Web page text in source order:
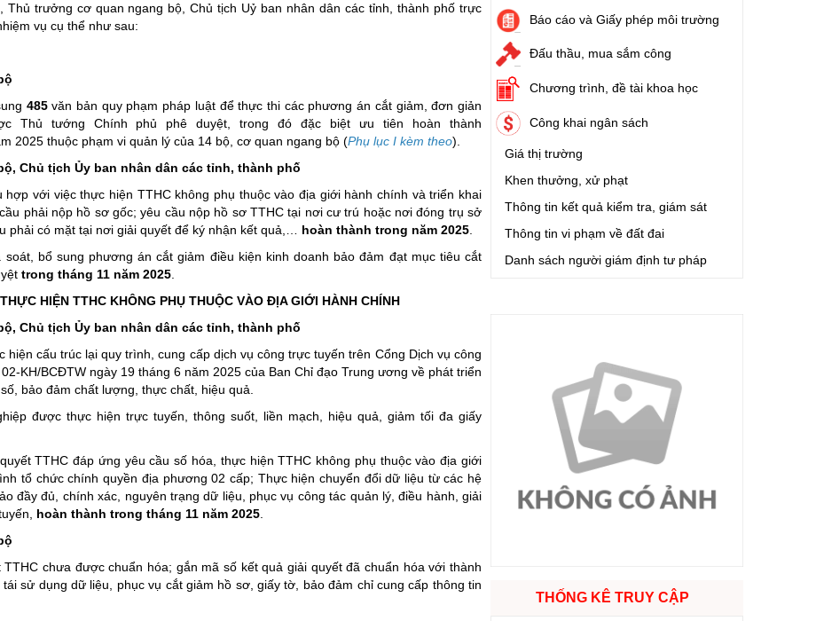
trưởng cơ quan ngang bộ, Chủ tịch Uỷ ban nhân dân các tỉnh, thành phố trực
vụ cụ thể như sau:
485văn bản quy phạm pháp luật để thực thi các phương án cắt giảm, đơn giản
Thủ tướng Chính phủ phê duyệt, trong đó đặc biệt ưu tiên hoàn thành
2025 thuộc phạm vi quản lý của 14 bộ, cơ quan ngang bộ (Phụ lục I kèm theo).
Chủ tịch Ủy ban nhân dân các tỉnh, thành phố
với việc thực hiện TTHC không phụ thuộc vào địa giới hành chính và triển khai
phải nộp hồ sơ gốc; yêu cầu nộp hồ sơ TTHC tại nơi cư trú hoặc nơi đóng trụ sở
phải có mặt tại nơi giải quyết để ký nhận kết quả,… hoàn thành trong năm 2025.
soát, bổ sung phương án cắt giảm điều kiện kinh doanh bảo đảm đạt mục tiêu cắt
trong tháng 11 năm 2025.
HIỆN TTHC KHÔNG PHỤ THUỘC VÀO ĐỊA GIỚI HÀNH CHÍNH
Chủ tịch Ủy ban nhân dân các tỉnh, thành phố
cấu trúc lại quy trình, cung cấp dịch vụ công trực tuyến trên Cổng Dịch vụ công
KH/BCĐTW ngày 19 tháng 6 năm 2025 của Ban Chỉ đạo Trung ương về phát triển
bảo đảm chất lượng, thực chất, hiệu quả.
được thực hiện trực tuyến, thông suốt, liền mạch, hiệu quả, giảm tối đa giấy
TTHC đáp ứng yêu cầu số hóa, thực hiện TTHC không phụ thuộc vào địa giới
tổ chức chính quyền địa phương 02 cấp; Thực hiện chuyển đổi dữ liệu từ các hệ
đầy đủ, chính xác, nguyên trạng dữ liệu, phục vụ công tác quản lý, điều hành, giải
hoàn thành trong tháng 11 năm 2025.
chưa được chuẩn hóa; gắn mã số kết quả giải quyết đã chuẩn hóa với thành
sử dụng dữ liệu, phục vụ cắt giảm hồ sơ, giấy tờ, bảo đảm chỉ cung cấp thông tin
Báo cáo và Giấy phép môi trường
Đấu thầu, mua sắm công
Chương trình, đề tài khoa học
Công khai ngân sách
Giá thị trường
Khen thưởng, xử phạt
Thông tin kết quả kiểm tra, giám sát
Thông tin vi phạm về đất đai
Danh sách người giám định tư pháp
THỐNG KÊ TRUY CẬP